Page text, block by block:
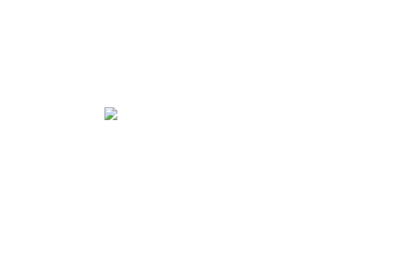
Hektare Bapas Yogyakarta dan Poltek Imipas Evaluasi Program Magang